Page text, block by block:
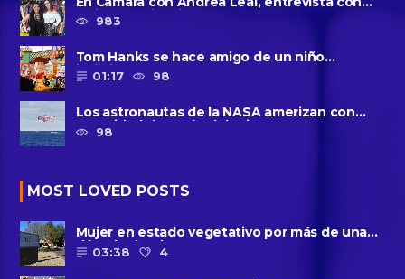
Majo Cornejo, Cirque Du ......
983
Tom Hanks se hace amigo de un niño
intimidado de 8 años llamado ......
01:17 98
Los astronautas de la NASA amerizan con
seguridad después del primer ......
98
MOST LOVED POSTS
Mujer en estado vegetativo por más de una
década da a luz en un ......
03:38 4